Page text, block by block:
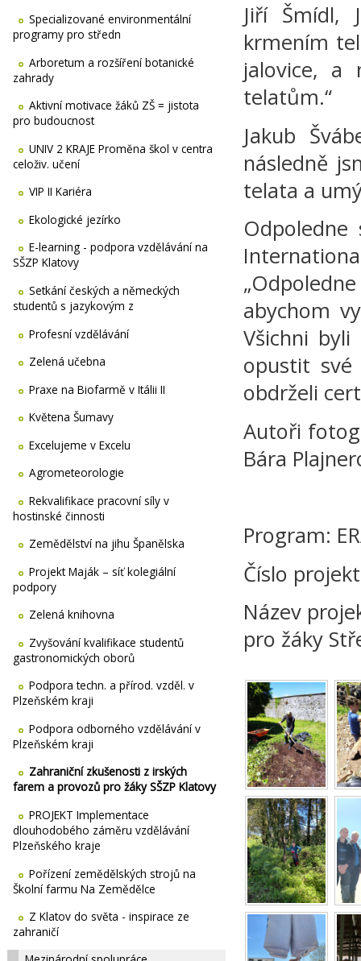
Specializované environmentální
programy pro středn
Arboretum a rozšíření botanické
zahrady
Aktivní motivace žáků ZŠ = jistota
pro budoucnost
UNIV 2 KRAJE Proměna škol v centra
celoživ. učení
VIP II Kariéra
Ekologické jezírko
E-learning - podpora vzdělávání na
SŠZP Klatovy
Setkání českých a německých
studentů s jazykovým z
Profesní vzdělávání
Zelená učebna
Praxe na Biofarmě v Itálii II
Květena Šumavy
Excelujeme v Excelu
Agrometeorologie
Rekvalifikace pracovní síly v
hostinské činnosti
Zemědělství na jihu Španělska
Projekt Maják – síť kolegiální
podpory
Zelená knihovna
Zvyšování kvalifikace studentů
gastronomických oborů
Podpora techn. a přírod. vzděl. v
Plzeňském kraji
Podpora odborného vzdělávání v
Plzeňském kraji
Zahraniční zkušenosti z irských
farem a provozů pro žáky SŠZP Klatovy
PROJEKT Implementace
dlouhodobého záměru vzdělávání
Plzeňského kraje
Pořízení zemědělských strojů na
Školní farmu Na Zemědělce
Z Klatov do světa - inspirace ze
zahraničí
Jiří Šmídl,
krmením
jalovice, a
telatům.“
Jakub
následně
telata a
abychom
Všichni
opustit
obdrželi
Autoři
Bára
Program:
Číslo
Název
pro žáky